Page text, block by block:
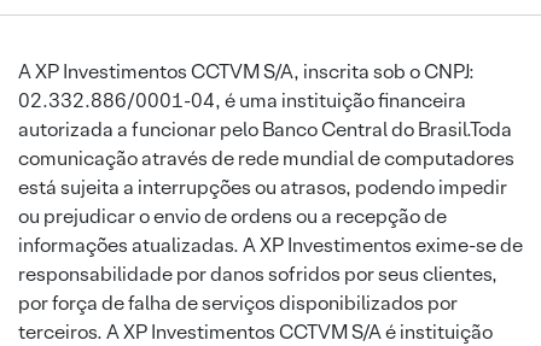
A XP Investimentos CCTVM S/A, inscrita sob o CNPJ:
02.332.886/0001-04, é uma instituição financeira
autorizada a funcionar pelo Banco Central do Brasil.Toda
comunicação através de rede mundial de computadores
está sujeita a interrupções ou atrasos, podendo impedir
ou prejudicar o envio de ordens ou a recepção de
informações atualizadas. A XP Investimentos exime-se de
responsabilidade por danos sofridos por seus clientes,
por força de falha de serviços disponibilizados por
terceiros. A XP Investimentos CCTVM S/A é instituição